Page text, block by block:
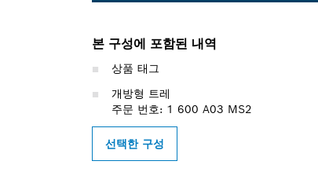
본 구성에 포함된 내역
상품 태그
개방형 트레
주문 번호: 1 600 A03 MS2
선택한 구성